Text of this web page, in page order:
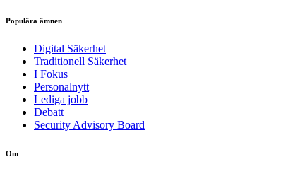
Populära ämnen
Digital Säkerhet
Traditionell Säkerhet
I Fokus
Personalnytt
Lediga jobb
Debatt
Security Advisory Board
Om